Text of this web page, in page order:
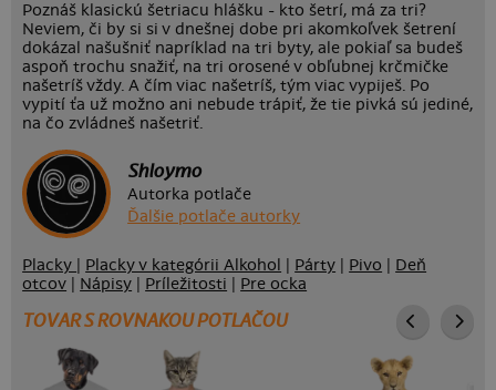
Poznáš klasickú šetriacu hlášku - kto šetrí, má za tri?
Neviem, či by si si v dnešnej dobe pri akomkoľvek šetrení
dokázal našušniť napríklad na tri byty, ale pokiaľ sa budeš
aspoň trochu snažiť, na tri orosené v obľubnej krčmičke
našetríš vždy. A čím viac našetríš, tým viac vypiješ. Po
vypití ťa už možno ani nebude trápiť, že tie pivká sú jediné,
na čo zvládneš našetriť.
Shloymo
Autorka potlače
Ďalšie potlače autorky
Placky Placky v kategórii Alkohol Párty Pivo
Deň
otcov
Nápisy Príležitosti Pre ocka
TOVAR S ROVNAKOU POTLAČOU